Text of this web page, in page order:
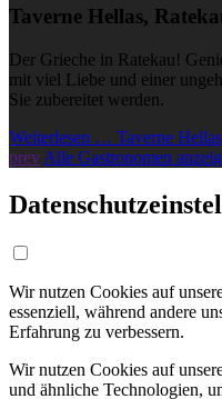
Taverne Hellas,
Der Grieche in Ratekau!
mit viel Liebe und einer
Sie zubereitet werden.
Weiterlesen … Taverne
prev Alle Gastronomen
Wir nutzen Cookies auf
essenziell, während andere
Erfahrung zu verbessern.
Wir nutzen Cookies auf
und ähnliche Technologien,